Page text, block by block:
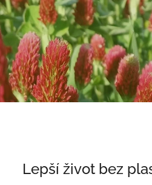
Lepší život bez